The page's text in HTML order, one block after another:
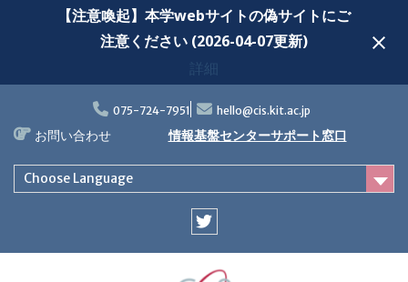
【注意喚起】本学webサイトの偽サイトにご
注意ください (2026-04-07更新)
詳細
content
075-724-7951 hello@cis.kit.ac.jp
お問い合わせ 情報基盤センターサポート窓口
Choose Language